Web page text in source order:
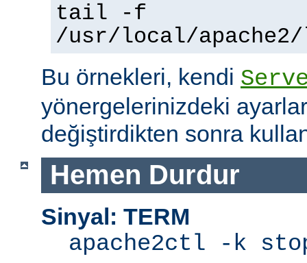
tail -f
/usr/local/
Bu örnekleri, kendi
yönergelerinizdeki
değiştirdikten sonra
Hemen Durdur
Sinyal: TERM
apache2ctl -k